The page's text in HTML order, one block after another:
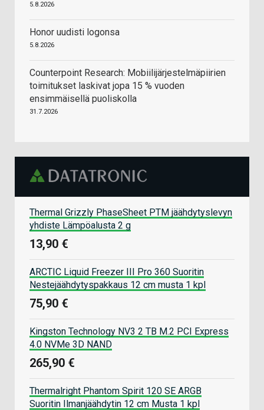
5.8.2026
Honor uudisti logonsa
5.8.2026
Counterpoint Research: Mobiilijärjestelmäpiirien
toimitukset laskivat jopa 15 % vuoden
ensimmäisellä puoliskolla
31.7.2026
Thermal Grizzly PhaseSheet PTM jäähdytyslevyn
yhdiste Lämpöalusta 2 g
13,90 €
ARCTIC Liquid Freezer III Pro 360 Suoritin
Nestejäähdytyspakkaus 12 cm musta 1 kpl
75,90 €
Kingston Technology NV3 2 TB M.2 PCI Express
4.0 NVMe 3D NAND
265,90 €
Thermalright Phantom Spirit 120 SE ARGB
Suoritin Ilmanjäähdytin 12 cm Musta 1 kpl